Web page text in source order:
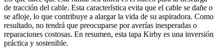
de tracción del cable. Esta característica evita que el cable se dañe o
se afloje, lo que contribuye a alargar la vida de su aspiradora. Como
resultado, no tendrá que preocuparse por averías inesperadas o
reparaciones costosas. En resumen, esta tapa Kirby es una inversión
práctica y sostenible.